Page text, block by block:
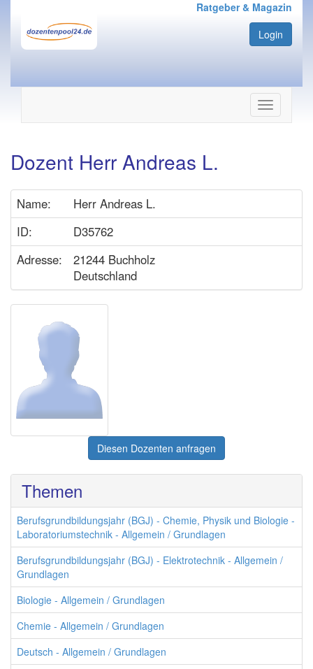
Ratgeber & Magazin
Login
Navigation
ein-/
Dozent Herr Andreas L.
Name:
Herr Andreas L.
ID:
D35762
Adresse:
21244 Buchholz
Deutschland
Diesen Dozenten anfragen
Themen
Berufsgrundbildungsjahr (BGJ) - Chemie, Physik und Biologie -
Laboratoriumstechnik - Allgemein / Grundlagen
Berufsgrundbildungsjahr (BGJ) - Elektrotechnik - Allgemein /
Grundlagen
Biologie - Allgemein / Grundlagen
Chemie - Allgemein / Grundlagen
Deutsch - Allgemein / Grundlagen